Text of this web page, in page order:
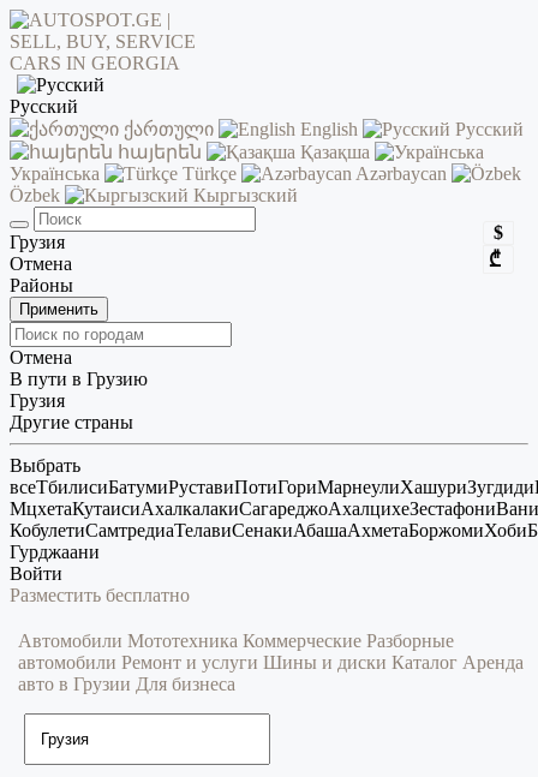
Русский
ქართული
English
Русский
հայերեն
Қазақша
Українська
Türkçe
Azərbaycan
Özbek
Кыргызский
$
₾
Грузия
Отмена
Районы
Применить
Отмена
В пути в Грузию
Грузия
Другие страны
Выбрать
всеТбилисиБатумиРуставиПотиГориМарнеулиХашуриЗугдиди
МцхетаКутаисиАхалкалакиСагареджоАхалцихеЗестафониВани
КобулетиСамтредиаТелавиСенакиАбашаАхметаБоржомиХоби
Гурджаани
Войти
Разместить бесплатно
Автомобили Мототехника Коммерческие Разборные
автомобили Ремонт и услуги Шины и диски Каталог Аренда
авто в Грузии Для бизнеса